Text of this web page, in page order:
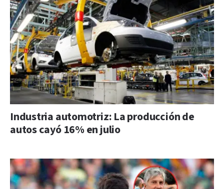
Industria automotriz: La producción de
autos cayó 16% en julio